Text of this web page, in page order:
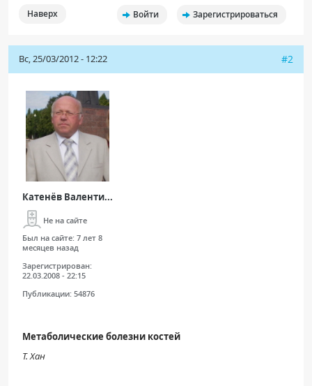
Наверх Войти Зарегистрироваться
Вс, 25/03/2012 - 12:22 #2
Катенёв Валенти...
Не на сайте
Был на сайте: 7 лет 8
месяцев назад
Зарегистрирован:
22.03.2008 - 22:15
Публикации: 54876
Метаболические болезни костей
Т. Хан